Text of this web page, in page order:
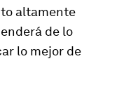
altamente
de lo
lo mejor de